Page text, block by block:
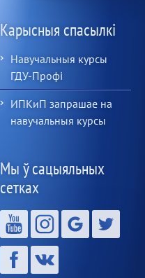
Карысныя спасылкі
Навучальныя курсы
ГДУ-Профі
ИПКиП запрашае на
навучальныя курсы
Мы ў сацыяльных
сетках